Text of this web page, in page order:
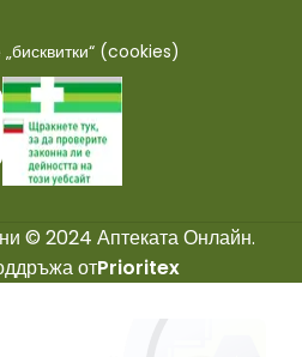
(cookies)
© 2024 Аптеката Онлайн.
отPrioritex